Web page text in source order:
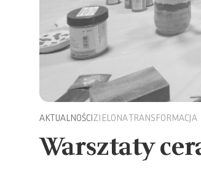
AKTUALNOŚCIZIELONA TRANSFORMACJA
Warsztaty